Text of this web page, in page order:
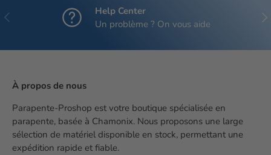
Précédent
Help Center
Un problème ? On vous aide
À propos de nous
Parapente-Proshop est votre boutique spécialisée en
parapente, basée à Chamonix. Nous proposons une large
sélection de matériel disponible en stock, permettant une
expédition rapide et fiable.